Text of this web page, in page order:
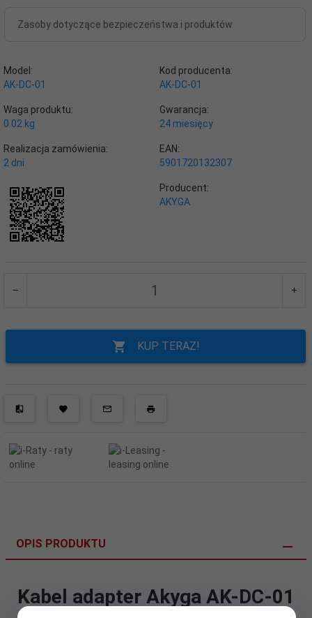
Zasoby dotyczące bezpieczeństwa i produktów
Model:
AK-DC-01
Kod producenta:
AK-DC-01
Waga produktu:
0.02 kg
Gwarancja:
24 miesięcy
Realizacja zamówienia:
2 dni
EAN:
5901720132307
Producent:
AKYGA
KUP TERAZ!
OPIS PRODUKTU
Kabel adapter Akyga AK-DC-01